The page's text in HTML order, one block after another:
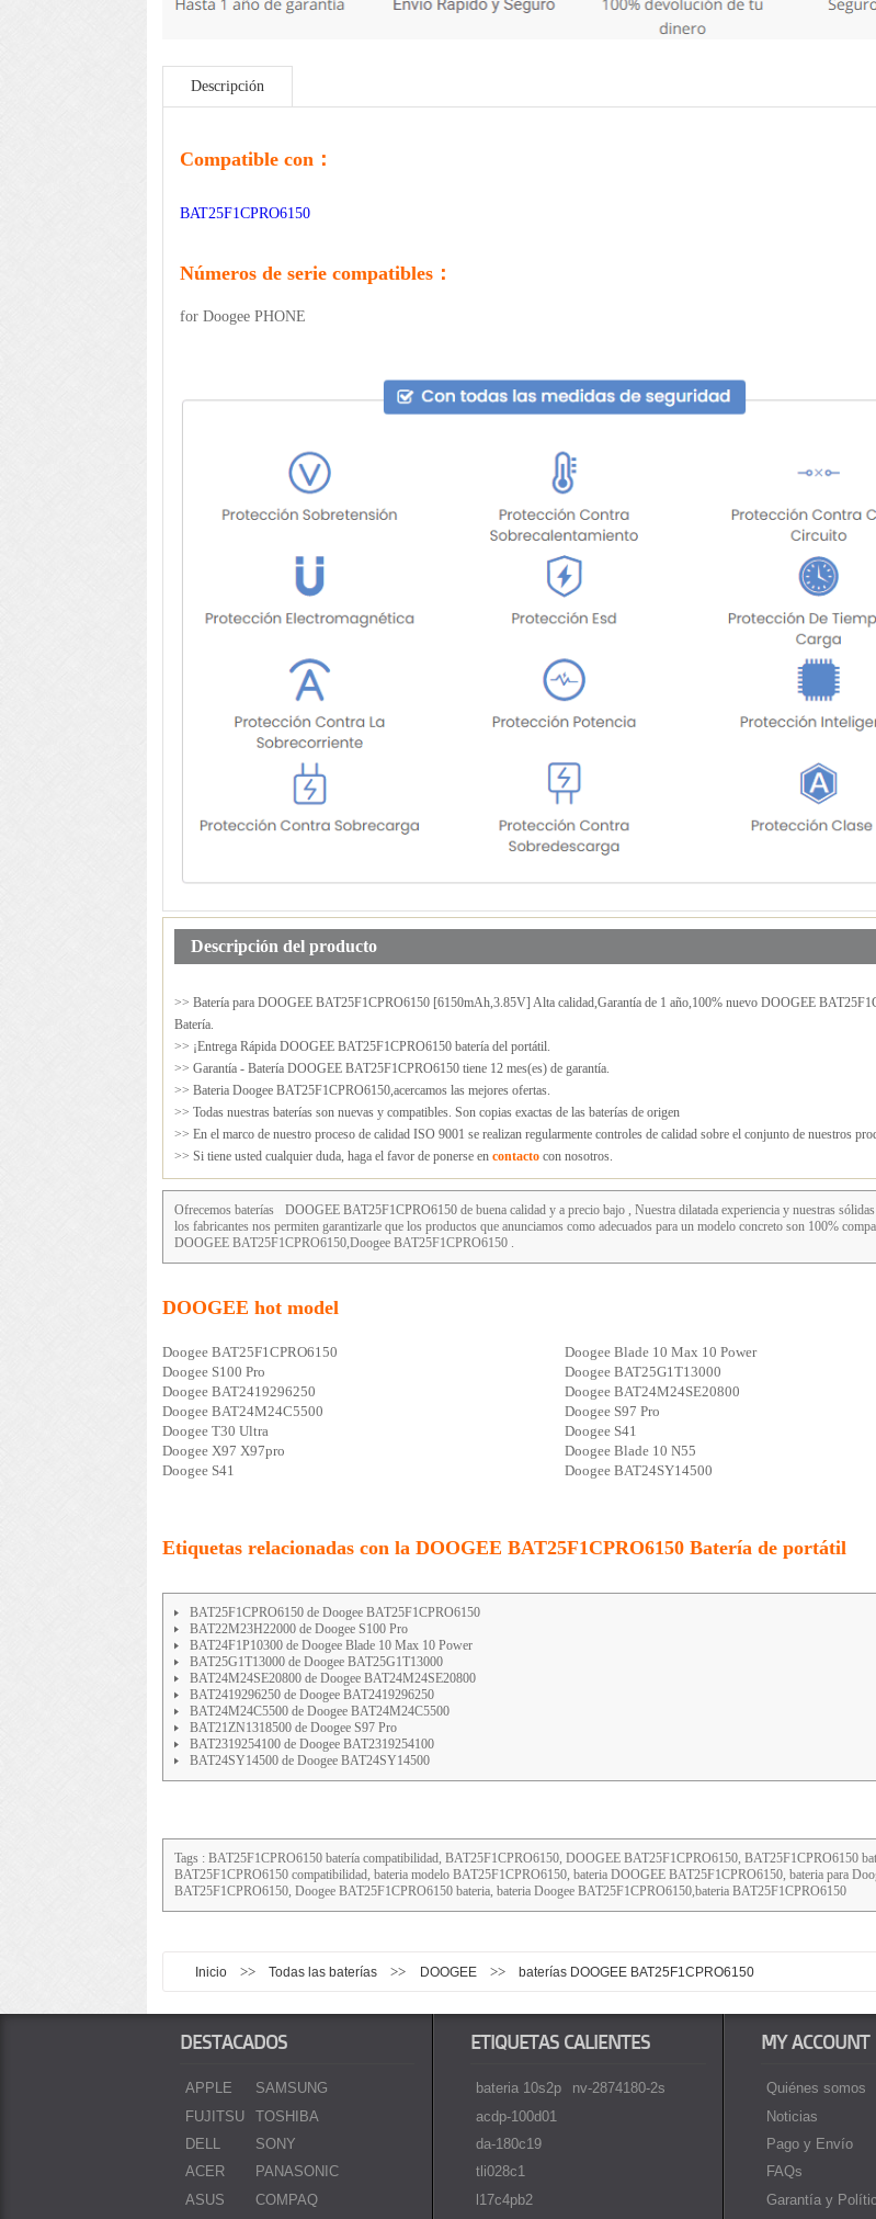
Descripción
Compatible con：
BAT25F1CPRO6150
Números de serie compatibles：
for Doogee PHONE
Descripción del producto
>> Batería para DOOGEE BAT25F1CPRO6150[6150mAh,3.85V] Alta calidad,Garantía de 1 año,100% nuevo DOOGEE
Batería.
>> ¡Entrega Rápida DOOGEE BAT25F1CPRO6150 batería del portátil.
>> Garantía - Batería DOOGEE BAT25F1CPRO6150 tiene 12 mes(es) de garantía.
>> Bateria Doogee BAT25F1CPRO6150,acercamos las mejores ofertas.
>> Todas nuestras baterías son nuevas y compatibles. Son copias exactas de las baterías de origen
>> En el marco de nuestro proceso de calidad ISO 9001 se realizan regularmente controles de calidad sobre el conjunto de nuestros
>> Si tiene usted cualquier duda, haga el favor de ponerse en contactocon nosotros.
Ofrecemos baterías DOOGEE BAT25F1CPRO6150de buena calidad y a precio bajo , Nuestra dilatada experiencia y nuestras
los fabricantes nos permiten garantizarle que los productos que anunciamos como adecuados para un modelo concreto son 100%
DOOGEE BAT25F1CPRO6150,Doogee BAT25F1CPRO6150 .
DOOGEE hot model
Doogee BAT25F1CPRO6150
Doogee Blade 10 Max 10 Power
Doogee S100 Pro
Doogee BAT25G1T13000
Doogee BAT2419296250
Doogee BAT24M24SE20800
Doogee BAT24M24C5500
Doogee S97 Pro
Doogee T30 Ultra
Doogee S41
Doogee X97 X97pro
Doogee Blade 10 N55
Doogee S41
Doogee BAT24SY14500
Etiquetas relacionadas con la DOOGEE BAT25F1CPRO6150 Batería de portátil
BAT25F1CPRO6150 de Doogee BAT25F1CPRO6150
BAT22M23H22000 de Doogee S100 Pro
BAT24F1P10300 de Doogee Blade 10 Max 10 Power
BAT25G1T13000 de Doogee BAT25G1T13000
BAT24M24SE20800 de Doogee BAT24M24SE20800
BAT2419296250 de Doogee BAT2419296250
BAT24M24C5500 de Doogee BAT24M24C5500
BAT21ZN1318500 de Doogee S97 Pro
BAT2319254100 de Doogee BAT2319254100
BAT24SY14500 de Doogee BAT24SY14500
Tags : BAT25F1CPRO6150 batería compatibilidad, BAT25F1CPRO6150, DOOGEE BAT25F1CPRO6150, BAT25F1CPRO6150
BAT25F1CPRO6150 compatibilidad, bateria modelo BAT25F1CPRO6150, bateria DOOGEE BAT25F1CPRO6150, bateria para
BAT25F1CPRO6150, Doogee BAT25F1CPRO6150 bateria, bateria Doogee BAT25F1CPRO6150,bateria BAT25F1CPRO6150
Inicio >> Todas las baterías >> DOOGEE >> baterías DOOGEE BAT25F1CPRO6150
DESTACADOS
APPLE
FUJITSU
DELL
ACER
ASUS
SAMSUNG
TOSHIBA
SONY
PANASONIC
COMPAQ
ETIQUETAS CALIENTES
bateria 10s2p
acdp-100d01
da-180c19
tli028c1
l17c4pb2
nv-2874180-2s
MY ACCOUNT
Quiénes somos
Noticias
Pago y Envío
FAQs
Garantía y